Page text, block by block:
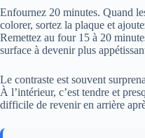
Enfournez 20 minutes. Quand
colorer, sortez la plaque et
Remettez au four 15 à 20
surface à devenir plus
Le contraste est souvent
À l’intérieur, c’est tendre et
difficile de revenir en arrière